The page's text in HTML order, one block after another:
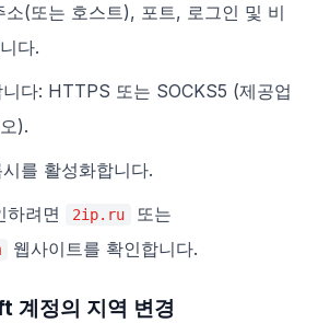
소(또는 호스트), 포트, 로그인 및 비
다.
다: HTTPS 또는 SOCKS5 (제공업
).
를 활성화합니다.
하려면
2ip.ru 또는
웹사이트를 확인합니다.
정의 지역 변경